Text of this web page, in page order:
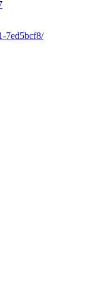
7ed5bcf8/